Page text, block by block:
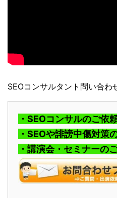
SEOコンサルタント問い合わ
・SEOコンサルのご依
・SEOや誹謗中傷対策
・講演会・セミナーの